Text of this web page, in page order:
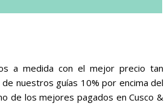
a medida con el mejor precio tan
nuestros guías 10% por encima del
de los mejores pagados en Cusco &